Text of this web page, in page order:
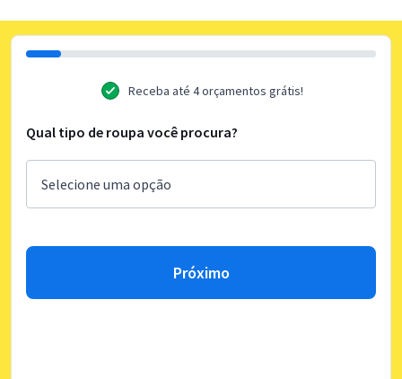
Receba até 4 orçamentos grátis!
Qual tipo de roupa você procura?
Próximo